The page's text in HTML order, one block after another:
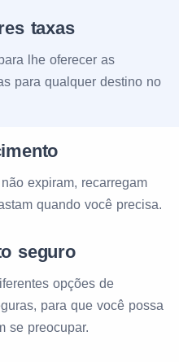
taxas
lhe oferecer as
para qualquer destino no
expiram, recarregam
quando você precisa.
seguro
opções de
para que você possa
se preocupar.